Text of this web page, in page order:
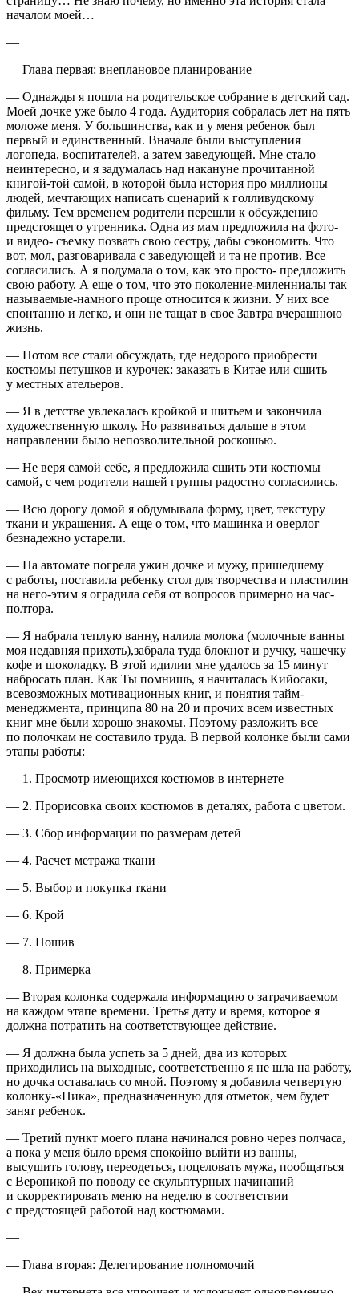
началом моей…
—
— Глава первая: внеплановое планирование
— Однажды я пошла на родительское собрание в детский сад.
Моей дочке уже было 4 года. Аудитория собралась лет на пять
моложе меня. У большинства, как и у меня ребенок был
первый и единственный. Вначале были выступления
логопеда, воспитателей, а затем заведующей. Мне стало
неинтересно, и я задумалась над накануне прочитанной
книгой-той самой, в которой была история про миллионы
людей, мечтающих написать сценарий к голливудскому
фильму. Тем временем родители перешли к обсуждению
предстоящего утренника. Одна из мам предложила на фото-
и видео- съемку позвать свою сестру, дабы сэкономить. Что
вот, мол, разговаривала с заведующей и та не против. Все
согласились. А я подумала о том, как это просто- предложить
свою работу. А еще о том, что это поколение-миленниалы так
называемые-намного проще относится к жизни. У них все
спонтанно и легко, и они не тащат в свое Завтра вчерашнюю
жизнь.
— Потом все стали обсуждать, где недорого приобрести
костюмы петушков и курочек: заказать в Китае или сшить
у местных ательеров.
— Я в детстве увлекалась кройкой и шитьем и закончила
художественную школу. Но развиваться дальше в этом
направлении было непозволительной роскошью.
— Не веря самой себе, я предложила сшить эти костюмы
самой, с чем родители нашей группы радостно согласились.
— Всю дорогу домой я обдумывала форму, цвет, текстуру
ткани и украшения. А еще о том, что машинка и оверлог
безнадежно устарели.
— На автомате погрела ужин дочке и мужу, пришедшему
с работы, поставила ребенку стол для творчества и пластилин
на него-этим я оградила себя от вопросов примерно на час-
полтора.
— Я набрала теплую ванну, налила молока (молочные ванны
моя недавняя прихоть),забрала туда блокнот и ручку, чашечку
кофе и шоколадку. В этой идилии мне удалось за 15 минут
набросать план. Как Ты помнишь, я начиталась Кийосаки,
всевозможных мотивационных книг, и понятия тайм-
менеджмента, принципа 80 на 20 и прочих всем известных
книг мне были хорошо знакомы. Поэтому разложить все
по полочкам не составило труда. В первой колонке были сами
этапы работы:
— 1. Просмотр имеющихся костюмов в интернете
— 2. Прорисовка своих костюмов в деталях, работа с цветом.
— 3. Сбор информации по размерам детей
— 4. Расчет метража ткани
— 5. Выбор и покупка ткани
— 6. Крой
— 7. Пошив
— 8. Примерка
— Вторая колонка содержала информацию о затрачиваемом
на каждом этапе времени. Третья дату и время, которое я
должна потратить на соответствующее действие.
— Я должна была успеть за 5 дней, два из которых
приходились на выходные, соответственно я не шла на работу,
но дочка оставалась со мной. Поэтому я добавила четвертую
колонку-«Ника», предназначенную для отметок, чем будет
занят ребенок.
— Третий пункт моего плана начинался ровно через полчаса,
а пока у меня было время спокойно выйти из ванны,
высушить голову, переодеться, поцеловать мужа, пообщаться
с Вероникой по поводу ее скульптурных начинаний
и скорректировать меню на неделю в соответствии
с предстоящей работой над костюмами.
—
— Глава вторая: Делегирование полномочий